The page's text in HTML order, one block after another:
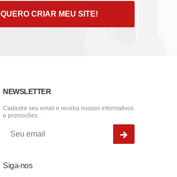
QUERO CRIAR MEU SITE!
NEWSLETTER
Cadastre seu email e receba nossos informativos
e promocões .
Siga-nos